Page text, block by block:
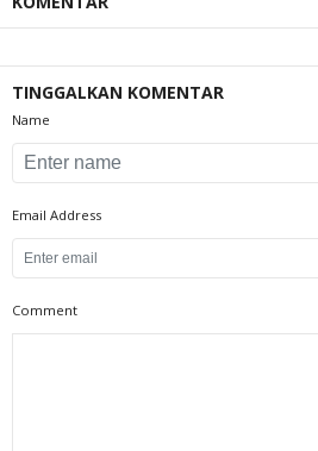
TINGGALKAN KOMENTAR
Name
Email Address
Comment